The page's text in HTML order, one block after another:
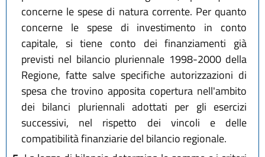
concerne le spese di natura corrente. Per quanto
concerne le spese di investimento in conto
capitale, si tiene conto dei finanziamenti già
previsti nel bilancio pluriennale 1998-2000 della
Regione, fatte salve specifiche autorizzazioni di
spesa che trovino apposita copertura nell'ambito
dei bilanci pluriennali adottati per gli esercizi
successivi, nel rispetto dei vincoli e delle
compatibilità finanziarie del bilancio regionale.